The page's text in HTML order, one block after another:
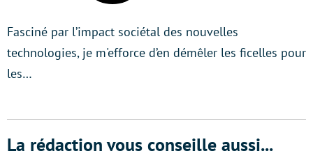
Fasciné par l’impact sociétal des nouvelles
technologies, je m'efforce d’en démêler les ficelles pour
les…
La rédaction vous conseille aussi...